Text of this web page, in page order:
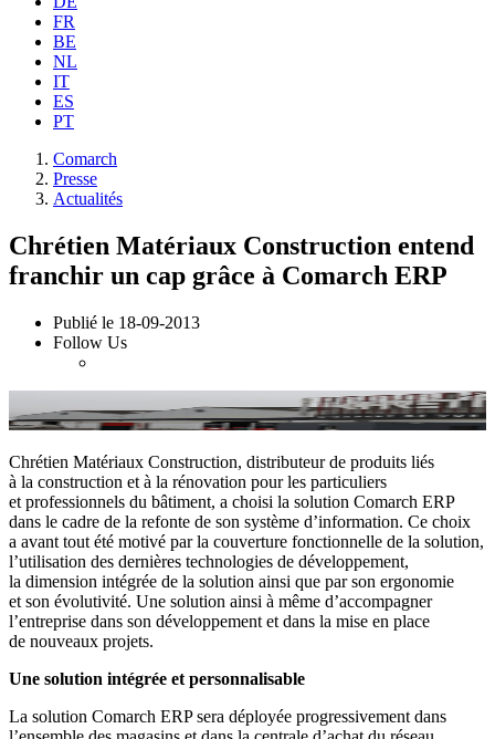
FR
BE
NL
IT
ES
PT
Comarch
Presse
Actualités
Chrétien Matériaux Construction entend
franchir un cap grâce à Comarch ERP
Publié le 18-09-2013
Follow Us
Chrétien Matériaux Construction, distributeur de produits liés
à la construction et à la rénovation pour les particuliers
et professionnels du bâtiment, a choisi la solution Comarch ERP
dans le cadre de la refonte de son système d’information. Ce choix
a avant tout été motivé par la couverture fonctionnelle de la solution,
l’utilisation des dernières technologies de développement,
la dimension intégrée de la solution ainsi que par son ergonomie
et son évolutivité. Une solution ainsi à même d’accompagner
l’entreprise dans son développement et dans la mise en place
de nouveaux projets.
Une solution intégrée et personnalisable
La solution Comarch ERP sera déployée progressivement dans